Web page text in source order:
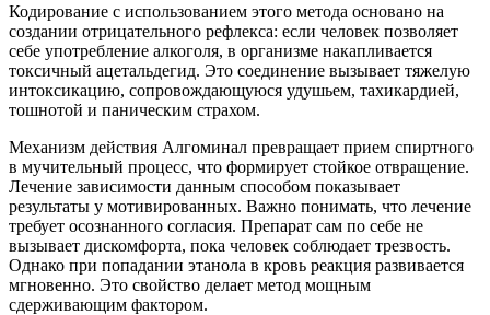
Кодирование с использованием этого метода основано на
создании отрицательного рефлекса: если человек позволяет
себе употребление алкоголя, в организме накапливается
токсичный ацетальдегид. Это соединение вызывает тяжелую
интоксикацию, сопровождающуюся удушьем, тахикардией,
тошнотой и паническим страхом.
Механизм действия Алгоминал превращает прием спиртного
в мучительный процесс, что формирует стойкое отвращение.
Лечение зависимости данным способом показывает
результаты у мотивированных. Важно понимать, что лечение
требует осознанного согласия. Препарат сам по себе не
вызывает дискомфорта, пока человек соблюдает трезвость.
Однако при попадании этанола в кровь реакция развивается
мгновенно. Это свойство делает метод мощным
сдерживающим фактором.